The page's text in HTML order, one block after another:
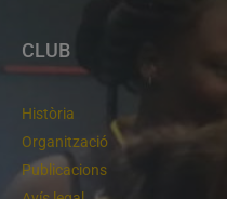
CLUB
Història
Organització
Publicacions